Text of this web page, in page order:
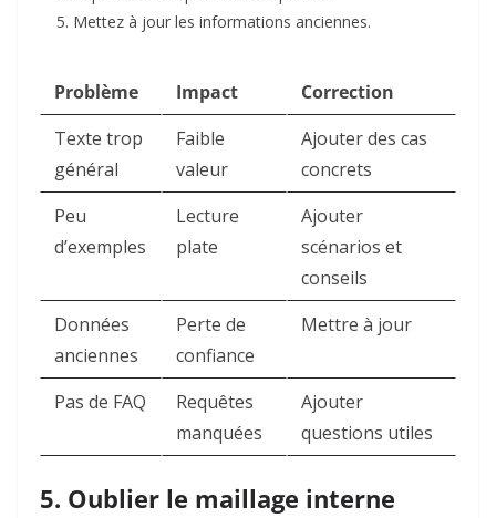
Mettez à jour les informations anciennes.
Problème Impact
Correction
Texte trop
général
Faible
valeur
Ajouter des cas
concrets
Peu
d’exemples
Lecture
plate
Ajouter
scénarios et
conseils
Données
anciennes
Perte de
confiance
Mettre à jour
Pas de FAQ
Requêtes
manquées
Ajouter
questions utiles
5. Oublier le maillage interne